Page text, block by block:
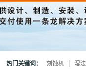
热门关键词： 刻蚀机 湿